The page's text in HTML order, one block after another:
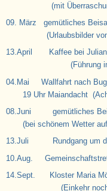
(mit
09. März gemütliches
(Urlaubsbilder von
13.April Kaffee
(Führung in der
04.Mai Wallfahrt nach
19 Uhr Maiandacht
08.Juni gemütliches
(bei schönem Wetter auf
13.Juli Rundgang um
10.Aug.
14.Sept. Kloster Maria
(Einkehr